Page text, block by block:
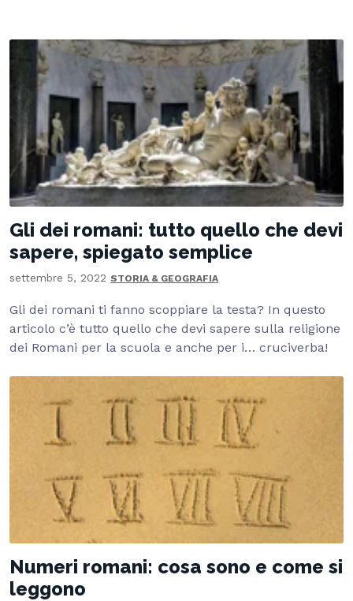
Gli dei romani: tutto quello che devi
sapere, spiegato semplice
settembre 5, 2022 STORIA & GEOGRAFIA
Gli dei romani ti fanno scoppiare la testa? In questo
articolo c’è tutto quello che devi sapere sulla religione
dei Romani per la scuola e anche per i… cruciverba!
Numeri romani: cosa sono e come si
leggono